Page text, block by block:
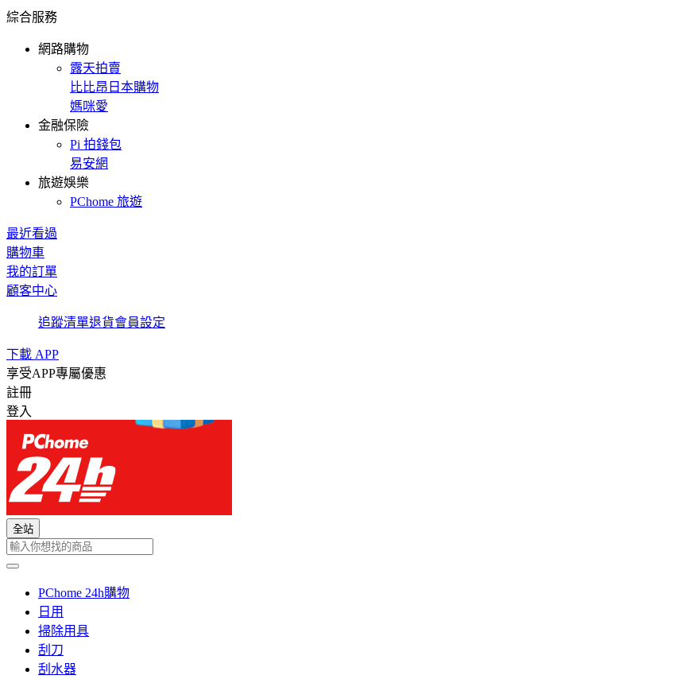
綜合服務
網路購物
露天拍賣
比比昂日本購物
媽咪愛
金融保險
Pi 拍錢包
易安網
旅遊娛樂
PChome 旅遊
最近看過
購物車
我的訂單
顧客中心
追蹤清單退貨會員設定
下載 APP
享受APP專屬優惠
註冊
登入
全站
PChome 24h購物
日用
掃除用具
刮刀
刮水器